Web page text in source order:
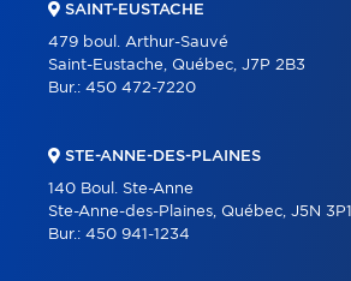
SAINT-EUSTACHE
479 boul. Arthur-Sauvé
Saint-Eustache, Québec, J7P 2B3
Bur.: 450 472-7220
STE-ANNE-DES-PLAINES
140 Boul. Ste-Anne
Ste-Anne-des-Plaines, Québec, J5N 3P1
Bur.: 450 941-1234